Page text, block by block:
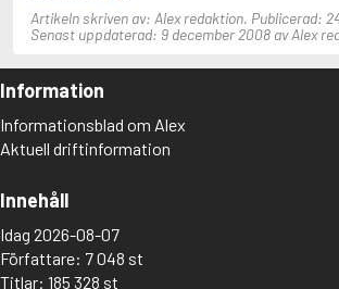
Artikeln skriven av: Alex redaktion. Publicerad:
Senast uppdaterad: 9 december 2008 av Alex
Information
Informationsblad om Alex
Aktuell driftinformation
Innehåll
Idag 2026-08-07
Författare: 7 048 st
Titlar: 185 328 st